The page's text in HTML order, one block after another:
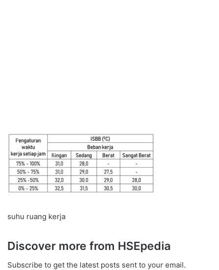
suhu ruang kerja
Discover more from HSEpedia
Subscribe to get the latest posts sent to your email.